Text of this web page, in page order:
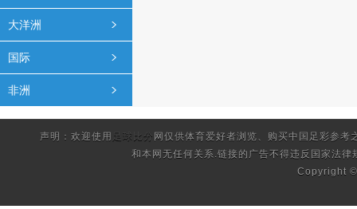
大洋洲
国际
非洲
声明：欢迎使用 足球比分 网仅供体育爱好者浏览、购买中国足彩参
和本网无任何关系.链接的广告不得违反国家法律
Copyright